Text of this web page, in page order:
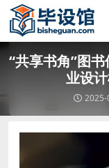
“共享书角”图
业设
2025-